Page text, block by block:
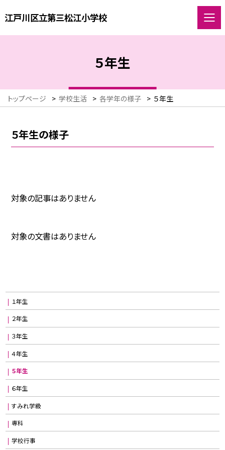
江戸川区立第三松江小学校
５年生
トップページ > 学校生活 > 各学年の様子 > ５年生
５年生の様子
対象の記事はありません
対象の文書はありません
１年生
２年生
３年生
４年生
５年生
６年生
すみれ学級
専科
学校行事